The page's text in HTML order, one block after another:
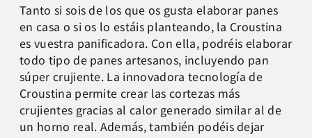
Tanto si sois de los que os gusta elaborar panes
en casa o si os lo estáis planteando, la Croustina
es vuestra panificadora. Con ella, podréis elaborar
todo tipo de panes artesanos, incluyendo pan
súper crujiente. La innovadora tecnología de
Croustina permite crear las cortezas más
crujientes gracias al calor generado similar al de
un horno real. Además, también podéis dejar